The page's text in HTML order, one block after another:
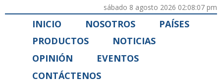
sábado 8 agosto 2026 02:08:07 pm
INICIO NOSOTROS
PAÍSES
PRODUCTOS
NOTICIAS
OPINIÓN
EVENTOS
CONTÁCTENOS